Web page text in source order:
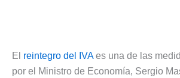
El reintegro del IVAes una de las
por el Ministro de Economía, Sergio